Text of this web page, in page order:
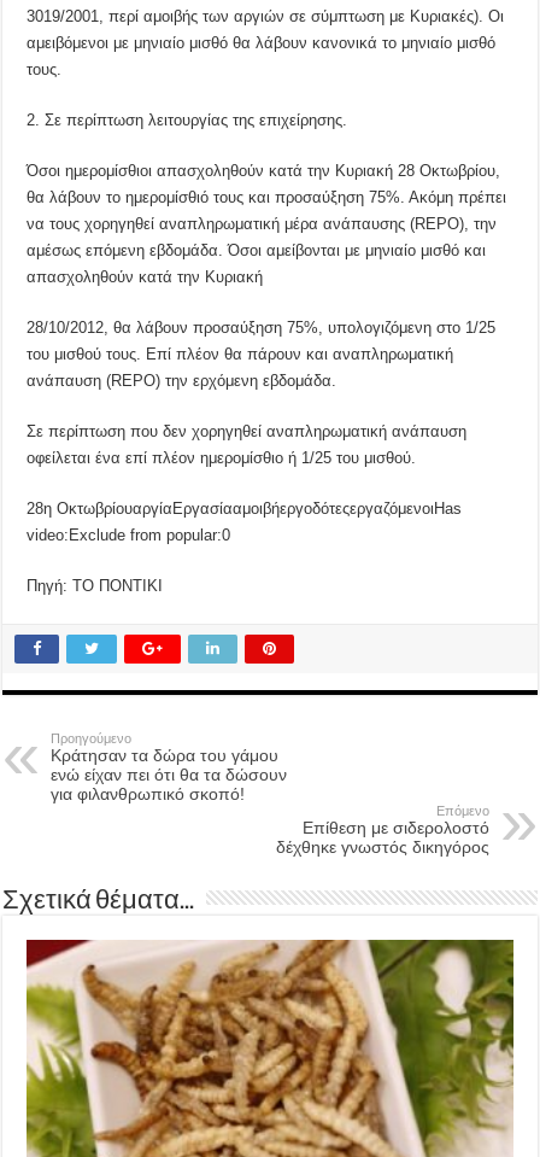
3019/2001, περί αμοιβής των αργιών σε σύμπτωση με Κυριακές). Οι
αμειβόμενοι με μηνιαίο μισθό θα λάβουν κανονικά το μηνιαίο μισθό
τους.
2. Σε περίπτωση λειτουργίας της επιχείρησης.
Όσοι ημερομίσθιοι απασχοληθούν κατά την Κυριακή 28 Οκτωβρίου,
θα λάβουν το ημερομίσθιό τους και προσαύξηση 75%. Ακόμη πρέπει
να τους χορηγηθεί αναπληρωματική μέρα ανάπαυσης (REPO), την
αμέσως επόμενη εβδομάδα. Όσοι αμείβονται με μηνιαίο μισθό και
απασχοληθούν κατά την Κυριακή
28/10/2012, θα λάβουν προσαύξηση 75%, υπολογιζόμενη στο 1/25
του μισθού τους. Επί πλέον θα πάρουν και αναπληρωματική
ανάπαυση (REPO) την ερχόμενη εβδομάδα.
Σε περίπτωση που δεν χορηγηθεί αναπληρωματική ανάπαυση
οφείλεται ένα επί πλέον ημερομίσθιο ή 1/25 του μισθού.
28η ΟκτωβρίουαργίαΕργασίααμοιβήεργοδότεςεργαζόμενοιHas
video:Exclude from popular:0
Πηγή: ΤΟ ΠΟΝΤΙΚΙ
Προηγούμενο
Κράτησαν τα δώρα του γάμου
ενώ είχαν πει ότι θα τα δώσουν
για φιλανθρωπικό σκοπό!
Επόμενο
Επίθεση με σιδερολοστό
δέχθηκε γνωστός δικηγόρος
Σχετικά θέματα...